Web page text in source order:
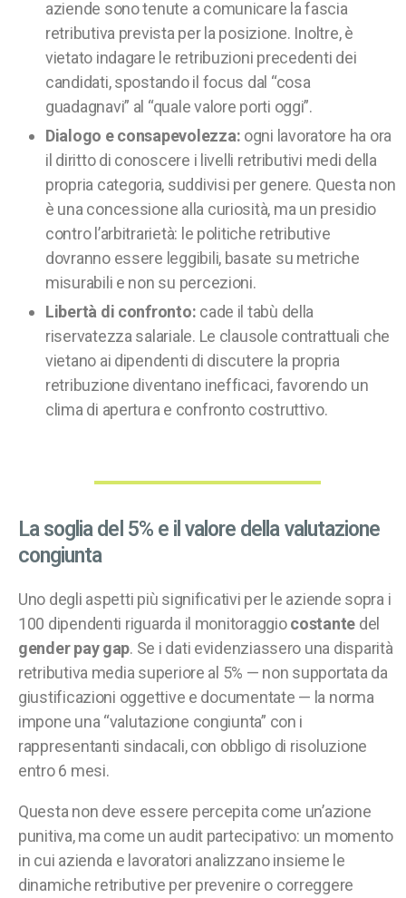
aziende sono tenute a comunicare la fascia
retributiva prevista per la posizione. Inoltre, è
vietato indagare le retribuzioni precedenti dei
candidati, spostando il focus dal “cosa
guadagnavi” al “quale valore porti oggi”.
Dialogo e consapevolezza: ogni lavoratore ha ora
il diritto di conoscere i livelli retributivi medi della
propria categoria, suddivisi per genere. Questa non
è una concessione alla curiosità, ma un presidio
contro l’arbitrarietà: le politiche retributive
dovranno essere leggibili, basate su metriche
misurabili e non su percezioni.
Libertà di confronto: cade il tabù della
riservatezza salariale. Le clausole contrattuali che
vietano ai dipendenti di discutere la propria
retribuzione diventano inefficaci, favorendo un
clima di apertura e confronto costruttivo.
La soglia del 5% e il valore della valutazione
congiunta
Uno degli aspetti più significativi per le aziende sopra i
100 dipendenti riguarda il monitoraggiocostante del
gender pay gap. Se i dati evidenziassero una disparità
retributiva media superiore al 5% — non supportata da
giustificazioni oggettive e documentate — la norma
impone una “valutazione congiunta” con i
rappresentanti sindacali, con obbligo di risoluzione
entro 6 mesi.
Questa non deve essere percepita come un’azione
punitiva, ma come un audit partecipativo: un momento
in cui azienda e lavoratori analizzano insieme le
dinamiche retributive per prevenire o correggere